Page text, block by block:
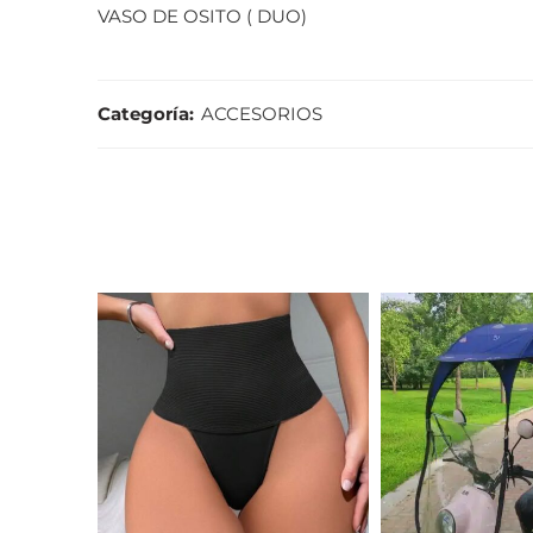
VASO DE OSITO ( DUO)
Categoría: ACCESORIOS